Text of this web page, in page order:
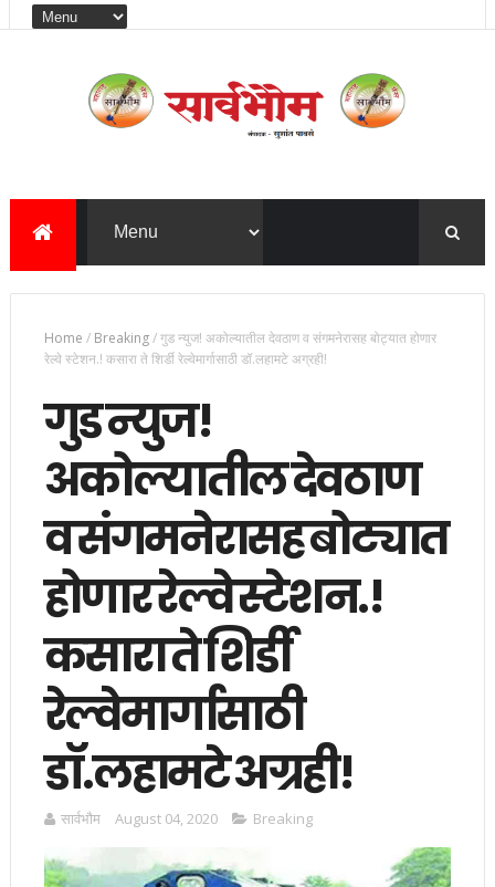
Home / Breaking/गुड न्युज! अकोल्यातील देवठाण व संगमनेरासह बोट्यात होणार
रेल्वे स्टेशन.! कसारा ते शिर्डी रेल्वेमार्गासाठी डॉ.लहामटे अग्रही!
गुड न्युज!
अकोल्यातील देवठाण
व संगमनेरासह बोट्यात
होणार रेल्वे स्टेशन.!
कसारा ते शिर्डी
रेल्वेमार्गासाठी
डॉ.लहामटे अग्रही!
सार्वभाैम August 04, 2020 Breaking